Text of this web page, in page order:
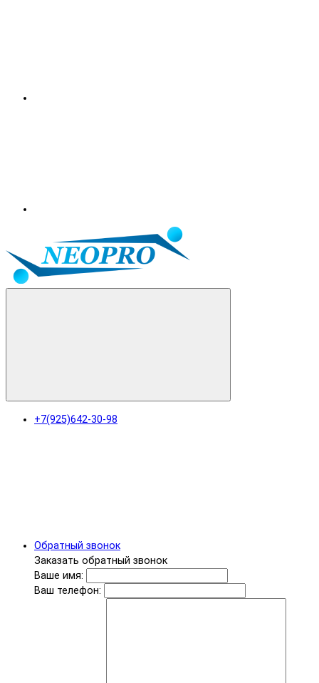
+7(925)642-30-98
Обратный звонок
Заказать обратный звонок
Ваше имя:
Ваш телефон: